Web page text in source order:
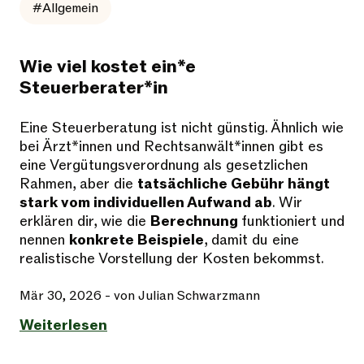
#Allgemein
Wie viel kostet ein*e
Steuerberater*in
Eine Steuerberatung ist nicht günstig. Ähnlich wie
bei Ärzt*innen und Rechtsanwält*innen gibt es
eine Vergütungsverordnung als gesetzlichen
Rahmen, aber die tatsächliche Gebühr hängt
stark vom individuellen Aufwand ab. Wir
erklären dir, wie die Berechnung funktioniert und
nennen konkrete Beispiele, damit du eine
realistische Vorstellung der Kosten bekommst.
Mär 30, 2026 - von Julian Schwarzmann
Weiterlesen